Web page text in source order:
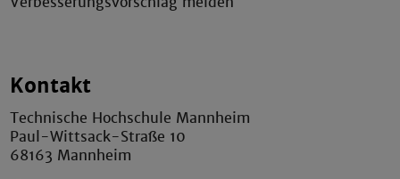
Kontakt
Technische Hochschule Mannheim
Paul-Wittsack-Straße 10
68163 Mannheim